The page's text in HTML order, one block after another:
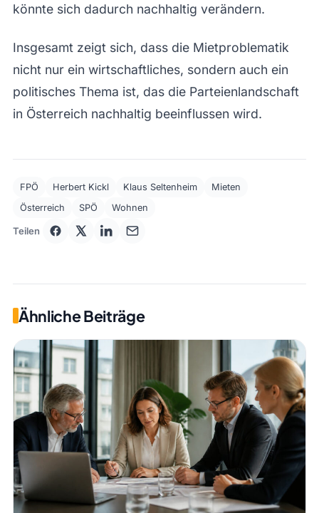
könnte sich dadurch nachhaltig verändern.
Insgesamt zeigt sich, dass die Mietproblematik
nicht nur ein wirtschaftliches, sondern auch ein
politisches Thema ist, das die Parteienlandschaft
in Österreich nachhaltig beeinflussen wird.
FPÖ Herbert Kickl Klaus Seltenheim
Mieten
Österreich
SPÖ Wohnen
Teilen
Ähnliche Beiträge